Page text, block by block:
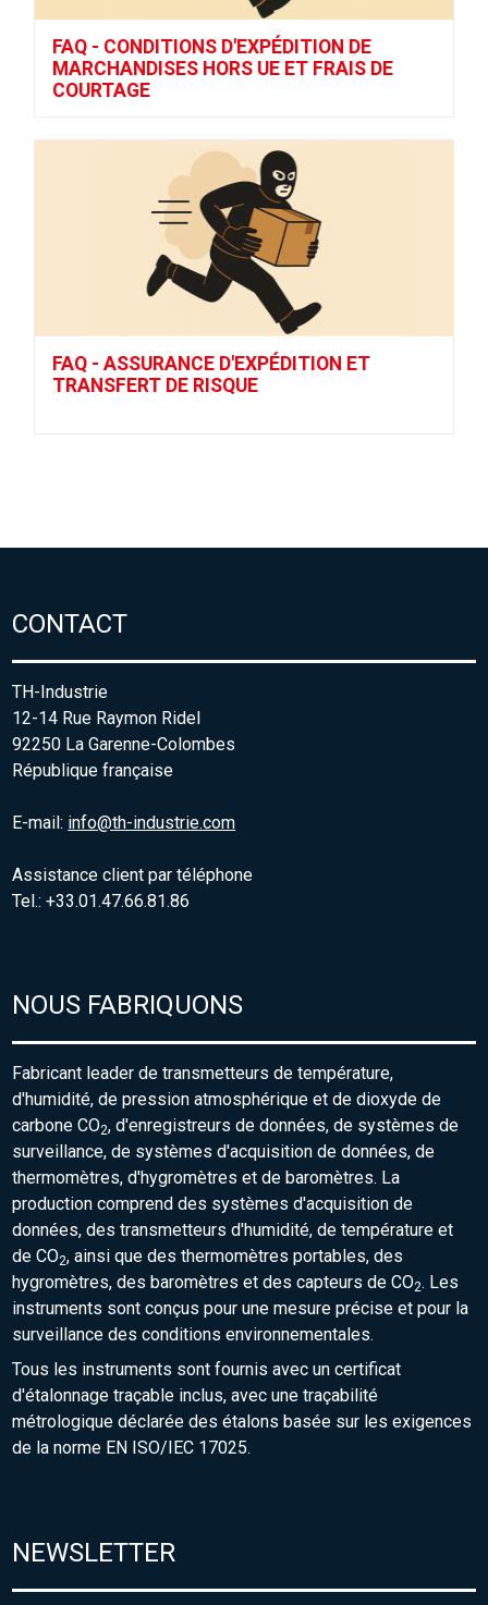
FAQ - CONDITIONS D'EXPÉDITION DE
MARCHANDISES HORS UE ET FRAIS DE
COURTAGE
FAQ - ASSURANCE D'EXPÉDITION ET
TRANSFERT DE RISQUE
CONTACT
TH-Industrie
12-14 Rue Raymon Ridel
92250 La Garenne-Colombes
République française
E-mail: info@th-industrie.com
Assistance client par téléphone
Tel.: +33.01.47.66.81.86
NOUS FABRIQUONS
Fabricant leader de transmetteurs de température,
d'humidité, de pression atmosphérique et de dioxyde de
carbone CO2, d'enregistreurs de données, de systèmes de
surveillance, de systèmes d'acquisition de données, de
thermomètres, d'hygromètres et de baromètres. La
production comprend des systèmes d'acquisition de
données, des transmetteurs d'humidité, de température et
de CO2, ainsi que des thermomètres portables, des
hygromètres, des baromètres et des capteurs de CO2. Les
instruments sont conçus pour une mesure précise et pour la
surveillance des conditions environnementales.
Tous les instruments sont fournis avec un certificat
d'étalonnage traçable inclus, avec une traçabilité
métrologique déclarée des étalons basée sur les exigences
de la norme EN ISO/IEC 17025.
NEWSLETTER